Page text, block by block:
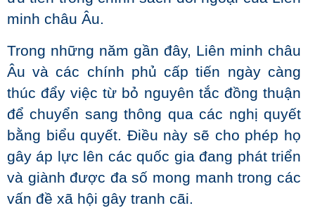
minh châu Âu.
Trong những năm gần đây, Liên minh châu
Âu và các chính phủ cấp tiến ngày càng
thúc đẩy việc từ bỏ nguyên tắc đồng thuận
để chuyển sang thông qua các nghị quyết
bằng biểu quyết. Điều này sẽ cho phép họ
gây áp lực lên các quốc gia đang phát triển
và giành được đa số mong manh trong các
vấn đề xã hội gây tranh cãi.